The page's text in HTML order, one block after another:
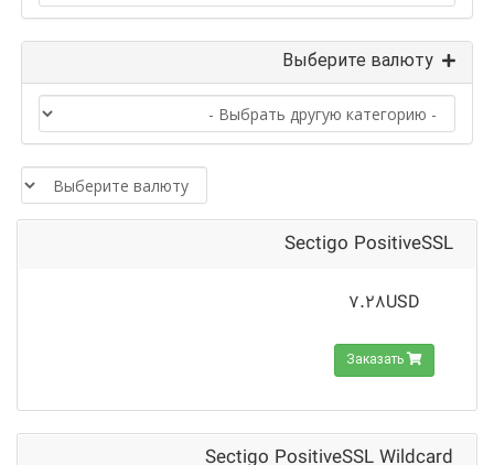
Sectigo PositiveSSL
7.28USD
Заказать
Sectigo PositiveSSL Wildcard